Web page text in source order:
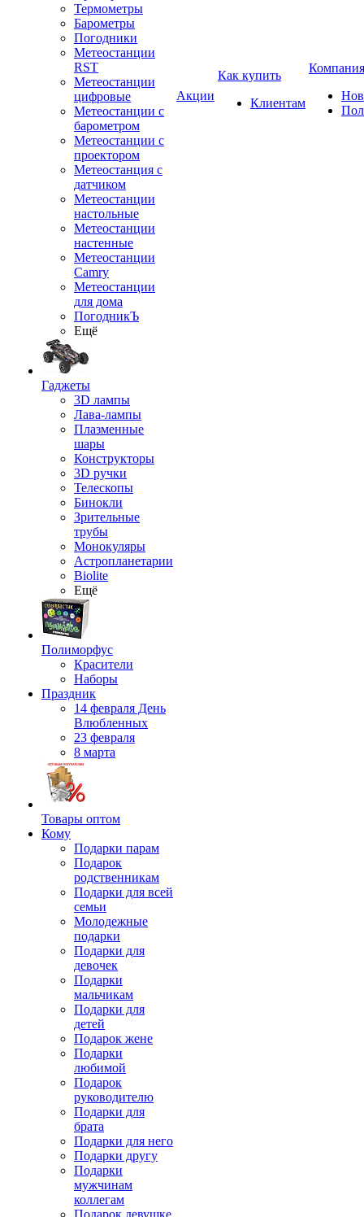
Термометры
Барометры
Погодники
Метеостанции
RST
Метеостанции
цифровые
Метеостанции с
барометром
Метеостанции с
проектором
Метеостанция с
датчиком
Метеостанции
настольные
Метеостанции
настенные
Метеостанции
Camry
Метеостанции
для дома
ПогодникЪ
Ещё
Гаджеты
3D лампы
Лава-лампы
Плазменные
шары
Конструкторы
3D ручки
Телескопы
Бинокли
Зрительные
трубы
Монокуляры
Астропланетарии
Biolite
Ещё
Полиморфус
Красители
Наборы
Праздник
14 февраля День
Влюбленных
23 февраля
8 марта
Товары оптом
Кому
Подарки парам
Подарок
родственникам
Подарки для всей
семьи
Молодежные
подарки
Подарки для
девочек
Подарки
мальчикам
Подарки для
детей
Подарок жене
Подарки
любимой
Подарок
руководителю
Подарки для
брата
Подарки для него
Подарки другу
Подарки
мужчинам
коллегам
Подарок девушке
Акции
Как купить
Клиентам
Компания